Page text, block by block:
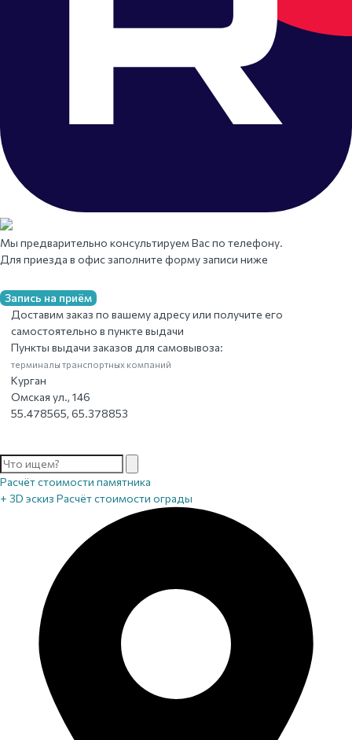
Мы предварительно консультируем Вас по телефону.
Для приезда в офис заполните форму записи ниже
Запись на приём
Доставим заказ по вашему адресу или получите его
самостоятельно в пункте выдачи
Пункты выдачи заказов для самовывоза:
терминалы транспортных компаний
Курган
Омская ул., 146
55.478565, 65.378853
Расчёт стоимости памятника
+ 3D эскиз Расчёт стоимости ограды